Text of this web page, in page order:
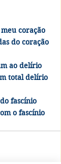
coração
do coração
ao delírio
total delírio
fascínio
o fascínio